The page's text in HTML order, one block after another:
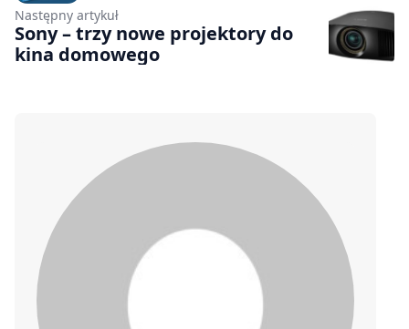
Następny artykuł
Sony – trzy nowe projektory do
kina domowego